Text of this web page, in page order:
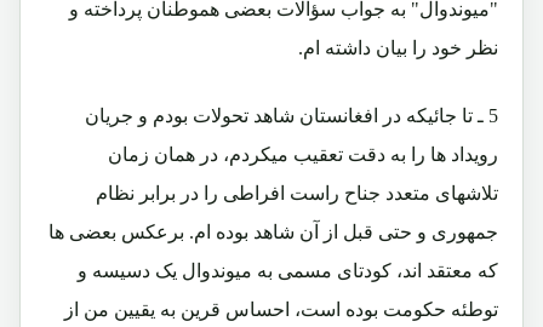
"میوندوال" به جواب سؤالات بعضی هموطنان پرداخته و
نظر خود را بیان داشته ام.
5 ـ تا جائیکه در افغانستان شاهد تحولات بودم و جریان
رویداد ها را به دقت تعقیب میکردم، در همان زمان
تلاشهای متعدد جناح راست افراطی را در برابر نظام
جمهوری و حتی قبل از آن شاهد بوده ام. برعکس بعضی ها
که معتقد اند، کودتای مسمی به میوندوال یک دسیسه و
توطئه حکومت بوده است، احساس قرین به یقیین من از